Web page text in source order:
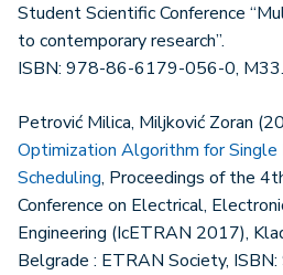
Student Scientific Conference
to contemporary research”.
ISBN: 978-86-6179-056-0, M33.
Petrović Milica, Miljković Zoran
Optimization Algorithm for
Scheduling, Proceedings of the
Conference on Electrical,
Engineering (IcETRAN 2017),
Belgrade : ETRAN Society,